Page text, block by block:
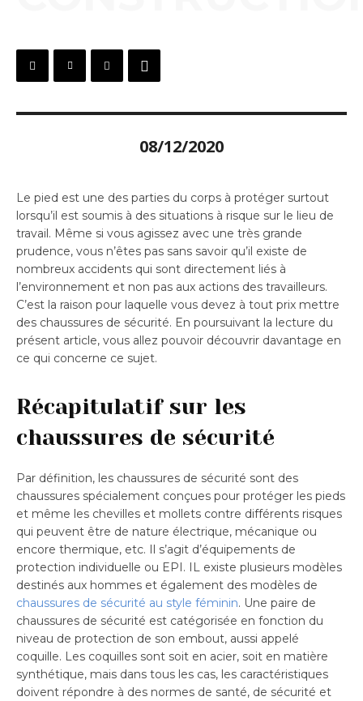
08/12/2020
Le pied est une des parties du corps à protéger surtout
lorsqu’il est soumis à des situations à risque sur le lieu de
travail. Même si vous agissez avec une très grande
prudence, vous n’êtes pas sans savoir qu’il existe de
nombreux accidents qui sont directement liés à
l’environnement et non pas aux actions des travailleurs.
C’est la raison pour laquelle vous devez à tout prix mettre
des chaussures de sécurité. En poursuivant la lecture du
présent article, vous allez pouvoir découvrir davantage en
ce qui concerne ce sujet.
Récapitulatif sur les
chaussures de sécurité
Par définition, les chaussures de sécurité sont des
chaussures spécialement conçues pour protéger les pieds
et même les chevilles et mollets contre différents risques
qui peuvent être de nature électrique, mécanique ou
encore thermique, etc. Il s’agit d’équipements de
protection individuelle ou EPI. IL existe plusieurs modèles
destinés aux hommes et également des modèles de
chaussures de sécurité au style féminin. Une paire de
chaussures de sécurité est catégorisée en fonction du
niveau de protection de son embout, aussi appelé
coquille. Les coquilles sont soit en acier, soit en matière
synthétique, mais dans tous les cas, les caractéristiques
doivent répondre à des normes de santé, de sécurité et